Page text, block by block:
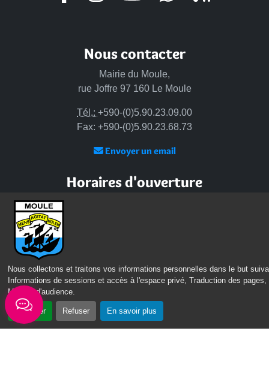
Nous collectons et traitons vos informations personnelles dans le but
Informations de sessions et accès à l'espace privé, Traduction des pages,
Mesure d'audience.
Accepter Refuser En savoir plus
Nous contacter
Mairie du Moule,
rue Joffre 97 160 Le Moule
Tél.: +590-(0)5.90.23.09.00
Fax: +590-(0)5.90.23.68.73
Envoyer un email
Horaires d'ouverture
Intercommunalité
Communauté d’agglomération du Nord Grande-Terre
Nos sites